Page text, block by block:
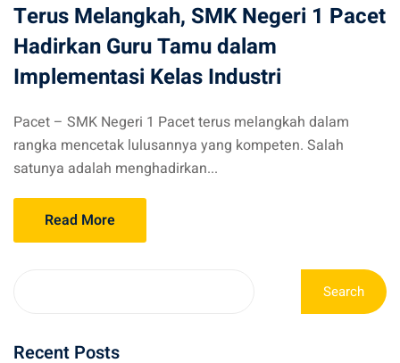
Terus Melangkah, SMK Negeri 1 Pacet
Hadirkan Guru Tamu dalam
Implementasi Kelas Industri
Pacet – SMK Negeri 1 Pacet terus melangkah dalam
rangka mencetak lulusannya yang kompeten. Salah
satunya adalah menghadirkan...
Read More
Search
Recent Posts